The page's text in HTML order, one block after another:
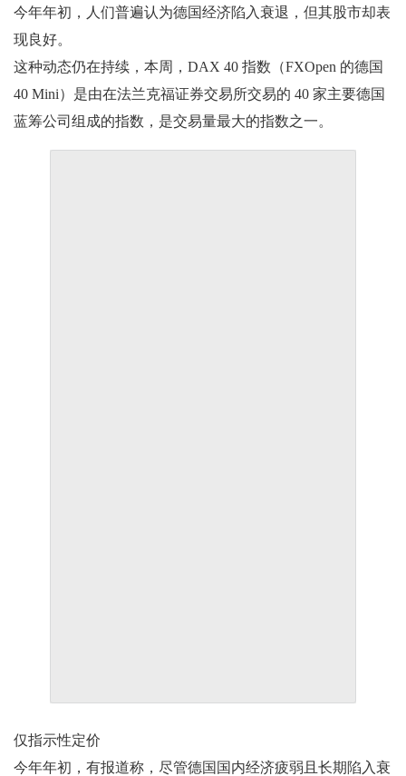
今年年初，人们普遍认为德国经济陷入衰退，但其股市却表
现良好。
这种动态仍在持续，本周，DAX 40 指数（FXOpen 的德国
40 Mini）是由在法兰克福证券交易所交易的 40 家主要德国
蓝筹公司组成的指数，是交易量最大的指数之一。
仅指示性定价
今年年初，有报道称，尽管德国国内经济疲弱且长期陷入衰